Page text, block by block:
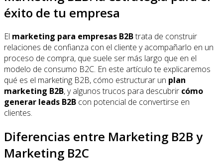
éxito de tu empresa
El marketing para empresas B2Btrata de construir
relaciones de confianza con el cliente y acompañarlo en un
proceso de compra, que suele ser más largo que en el
modelo de consumo B2C. En este artículo te explicaremos
qué es el marketing B2B, cómo estructurar un plan
marketing B2B, y algunos trucos para descubrir cómo
generar leads B2B con potencial de convertirse en
clientes.
Diferencias entre Marketing B2B y
Marketing B2C